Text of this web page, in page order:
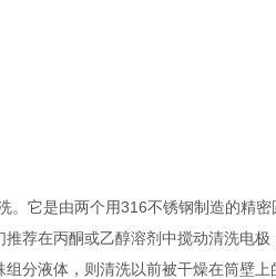
。它是由两个用316不锈钢制造的精
荐在丙酮或乙醇溶剂中搅动清洗电
分液体，则清洗以前被干燥在筒壁